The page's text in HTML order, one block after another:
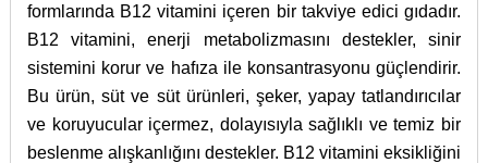
formlarında B12 vitamini içeren bir takviye edici gıdadır.
B12 vitamini, enerji metabolizmasını destekler, sinir
sistemini korur ve hafıza ile konsantrasyonu güçlendirir.
Bu ürün, süt ve süt ürünleri, şeker, yapay tatlandırıcılar
ve koruyucular içermez, dolayısıyla sağlıklı ve temiz bir
beslenme alışkanlığını destekler. B12 vitamini eksikliğini